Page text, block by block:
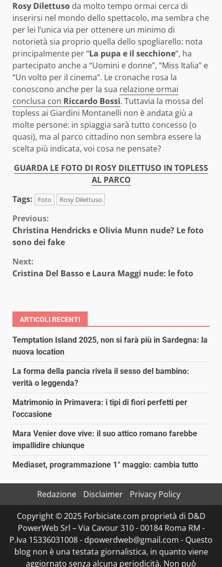
Rosy Dilettuso da molto tempo ormai cerca di
inserirsi nel mondo dello spettacolo, ma sembra che
per lei l’unica via per ottenere un minimo di
notorietà sia proprio quella dello spogliarello: nota
principalmente per “La pupa e il secchione“, ha
partecipato anche a “Uomini e donne”, “Miss Italia” e
“Un volto per il cinema”. Le cronache rosa la
conoscono anche per la sua relazione ormai
conclusa con Riccardo Bossi. Tuttavia la mossa del
topless ai Giardini Montanelli non è andata giù a
molte persone: in spiaggia sarà tutto concesso (o
quasi), ma al parco cittadino non sembra essere la
scelta più indicata, voi cosa ne pensate?
GUARDA LE FOTO DI ROSY DILETTUSO IN TOPLESS
AL PARCO
Tags:
Foto Rosy Dilettuso
Continue
Reading
Previous:
Christina Hendricks e Olivia Munn nude? Le foto
sono dei fake
Next:
Cristina Del Basso e Laura Maggi nude: le foto
ARTICOLI RECENTI
Temptation Island 2025, non si farà più in Sardegna: la
nuova location
La forma della pancia rivela il sesso del bambino:
verità o leggenda?
Matrimonio in Primavera: i tipi di fiori perfetti per
l’occasione
Mara Venier dove vive: il suo attico romano farebbe
impallidire chiunque
Mediaset, programmazione 1° maggio: cambia tutto
Redazione Disclaimer
Privacy Policy
Copyright © 2025 Forbiciate.com proprietà di D&D
PowerWeb Srl – Via Cavour 310 - 00184 Roma RM -
P.Iva 15336031008 - dpowerdweb@gmail.com - Questo
blog non è una testata giornalistica, in quanto viene
aggiornato senza alcuna periodicità. Non può